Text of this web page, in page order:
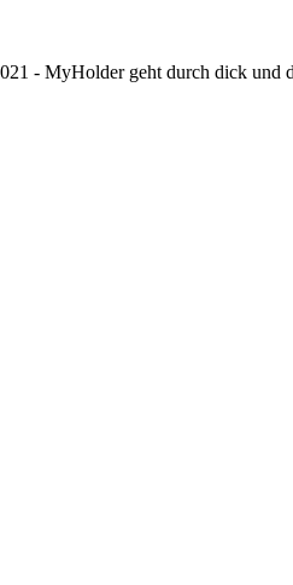
- MyHolder geht durch dick und